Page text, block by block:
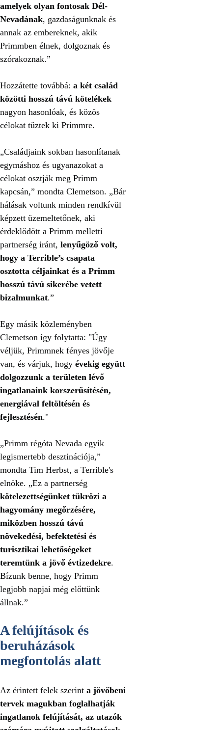
amelyek olyan fontosak Dél-
Nevadának, gazdaságunknak és
annak az embereknek, akik
Primmben élnek, dolgoznak és
szórakoznak.”
Hozzátette továbbá: a két család
közötti hosszú távú kötelékek
nagyon hasonlóak, és közös
célokat tűztek ki Primmre.
„Családjaink sokban hasonlítanak
egymáshoz és ugyanazokat a
célokat osztják meg Primm
kapcsán,” mondta Clemetson. „Bár
hálásak voltunk minden rendkívül
képzett üzemeltetőnek, aki
érdeklődött a Primm melletti
partnerség iránt, lenyűgöző volt,
hogy a Terrible’s csapata
osztotta céljainkat és a Primm
hosszú távú sikerébe vetett
bizalmunkat.”
Egy másik közleményben
Clemetson így folytatta: "Úgy
véljük, Primmnek fényes jövője
van, és várjuk, hogy évekig együtt
dolgozzunk a területen lévő
ingatlanaink korszerűsítésén,
energiával feltöltésén és
fejlesztésén."
„Primm régóta Nevada egyik
legismertebb desztinációja,”
mondta Tim Herbst, a Terrible's
elnöke. „Ez a partnerség
kötelezettségünket tükrözi a
hagyomány megőrzésére,
miközben hosszú távú
növekedési, befektetési és
turisztikai lehetőségeket
teremtünk a jövő évtizedekre.
Bízunk benne, hogy Primm
legjobb napjai még előttünk
állnak.”
A felújítások és
beruházások
megfontolás alatt
Az érintett felek szerint a jövőbeni
tervek magukban foglalhatják
ingatlanok felújítását, az utazók